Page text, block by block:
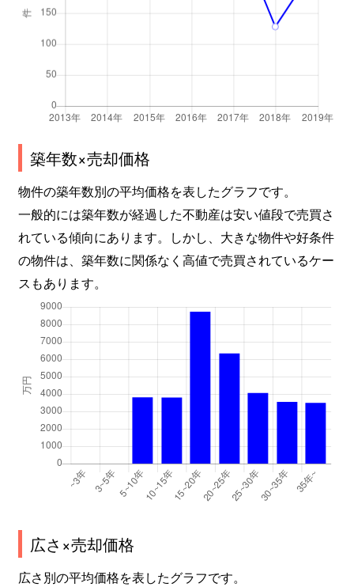
築年数×売却価格
物件の築年数別の平均価格を表したグラフです。
一般的には築年数が経過した不動産は安い値段で売買さ
れている傾向にあります。しかし、大きな物件や好条件
の物件は、築年数に関係なく高値で売買されているケー
スもあります。
広さ×売却価格
広さ別の平均価格を表したグラフです。